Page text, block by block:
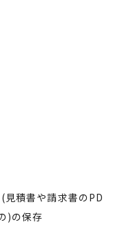
見積書や請求書のPD
)の保存